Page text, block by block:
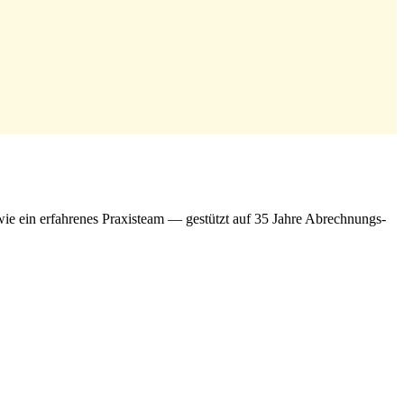
ein erfahrenes Praxisteam — gestützt auf 35 Jahre Abrechnungs-